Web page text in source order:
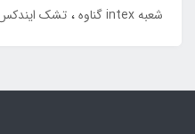
شعبه intex گناوه
تشک